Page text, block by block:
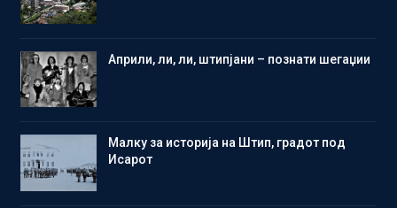
Aприли, ли, ли, штипјани – познати шегаџии
Малку за историја на Штип, градот под
Исарот